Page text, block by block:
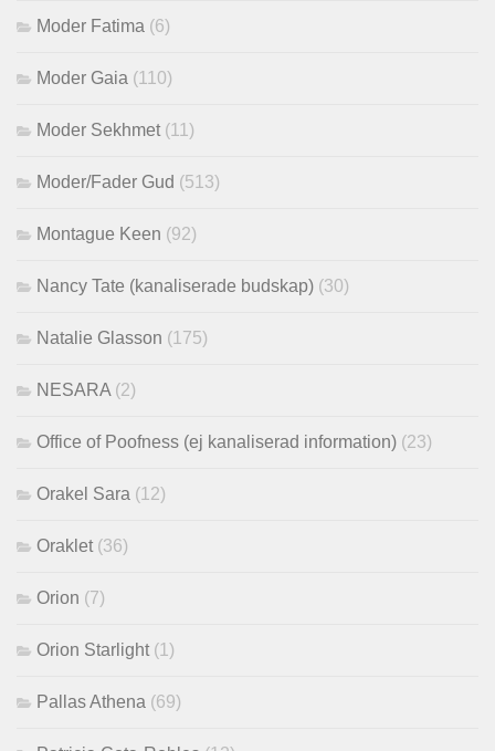
Moder Fatima (6)
Moder Gaia (110)
Moder Sekhmet (11)
Moder/Fader Gud (513)
Montague Keen (92)
Nancy Tate (kanaliserade budskap) (30)
Natalie Glasson (175)
NESARA (2)
Office of Poofness (ej kanaliserad information) (23)
Orakel Sara (12)
Oraklet (36)
Orion (7)
Orion Starlight (1)
Pallas Athena (69)